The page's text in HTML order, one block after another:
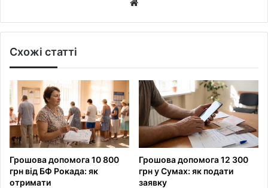
Схожі статті
Грошова допомога 10 800
грн від БФ Рокада: як
отримати
Грошова допомога 12 300
грн у Сумах: як подати
заявку